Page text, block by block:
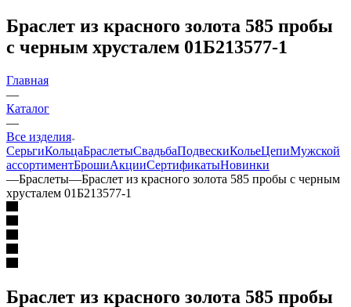
Браслет из красного золота 585 пробы
с черным хрусталем 01Б213577-1
Главная
—
Каталог
—
Все изделия
СерьгиКольцаБраслетыСвадьбаПодвескиКольеЦепиМужской
ассортиментБрошиАкцииСертификатыНовинки
—Браслеты—Браслет из красного золота 585 пробы с черным
хрусталем 01Б213577-1
Браслет из красного золота 585 пробы